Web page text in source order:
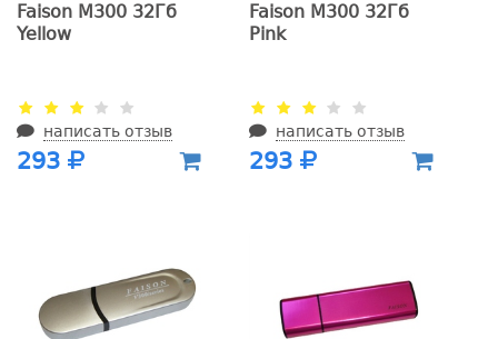
Faison M300 32Гб
Yellow
написать отзыв
293
Faison M300 32Гб
Pink
написать отзыв
293